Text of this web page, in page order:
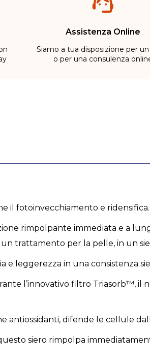
Assistenza Online
Siamo a tua disposizione per
o per una consulenza
il fotoinvecchiamento e ridensifica.
rimpolpante immediata e a
trattamento per la pelle, in un
leggerezza in una consistenza
l’innovativo filtro Triasorb™, il
difende le cellule
siero rimpolpa